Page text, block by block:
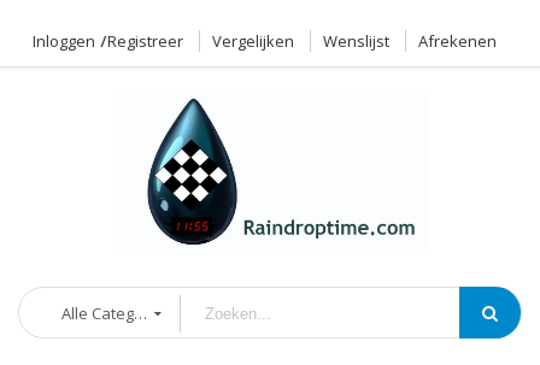
Inloggen Registreer Vergelijken Wenslijst Afrekenen
Alle Categorieën